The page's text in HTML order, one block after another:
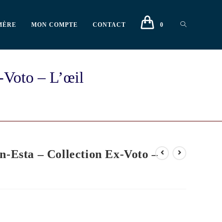
MON COMPTE CONTACT 0
Voto – L’œil
Esta – Collection Ex-Voto –